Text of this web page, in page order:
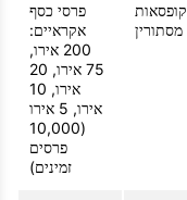
קופסאות
מסתורין
פרסי כסף
אקראיים:
200 אירו,
75 אירו, 20
אירו, 10
אירו, 5 אירו
(10,000
פרסים
זמינים)